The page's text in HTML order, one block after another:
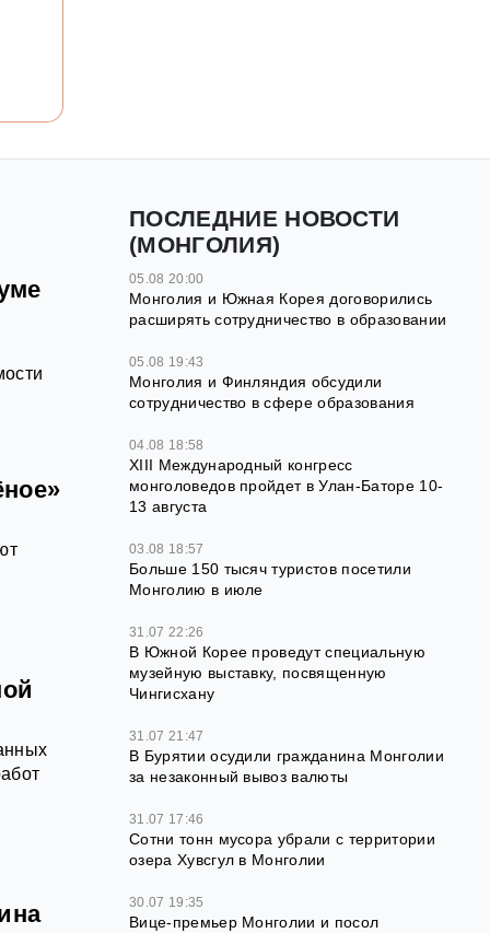
ПОСЛЕДНИЕ НОВОСТИ
(МОНГОЛИЯ)
05.08 20:00
Монголия и Южная Корея договорились
расширять сотрудничество в образовании
05.08 19:43
Монголия и Финляндия обсудили
сотрудничество в сфере образования
04.08 18:58
XIII Международный конгресс
монголоведов пройдет в Улан-Баторе 10-
13 августа
03.08 18:57
Больше 150 тысяч туристов посетили
Монголию в июле
31.07 22:26
В Южной Корее проведут специальную
музейную выставку, посвященную
Чингисхану
31.07 21:47
В Бурятии осудили гражданина Монголии
за незаконный вывоз валюты
31.07 17:46
Сотни тонн мусора убрали с территории
озера Хувсгул в Монголии
30.07 19:35
Вице-премьер Монголии и посол